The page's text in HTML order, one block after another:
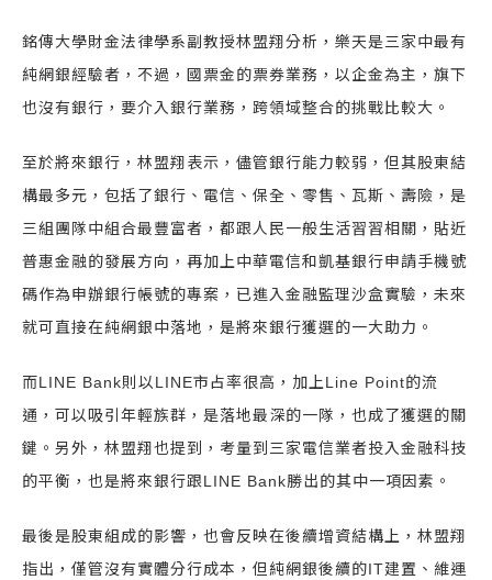
銘傳大學財金法律學系副教授林盟翔分析，樂天是三家中最有
純網銀經驗者，不過，國票金的票券業務，以企金為主，旗下
也沒有銀行，要介入銀行業務，跨領域整合的挑戰比較大。
至於將來銀行，林盟翔表示，儘管銀行能力較弱，但其股東結
構最多元，包括了銀行、電信、保全、零售、瓦斯、壽險，是
三組團隊中組合最豐富者，都跟人民一般生活習習相關，貼近
普惠金融的發展方向，再加上中華電信和凱基銀行申請手機號
碼作為申辦銀行帳號的專案，已進入金融監理沙盒實驗，未來
就可直接在純網銀中落地，是將來銀行獲選的一大助力。
而LINE Bank則以LINE市占率很高，加上Line Point的流
通，可以吸引年輕族群，是落地最深的一隊，也成了獲選的關
鍵。另外，林盟翔也提到，考量到三家電信業者投入金融科技
的平衡，也是將來銀行跟LINE Bank勝出的其中一項因素。
最後是股東組成的影響，也會反映在後續增資結構上，林盟翔
指出，僅管沒有實體分行成本，但純網銀後續的IT建置、維運